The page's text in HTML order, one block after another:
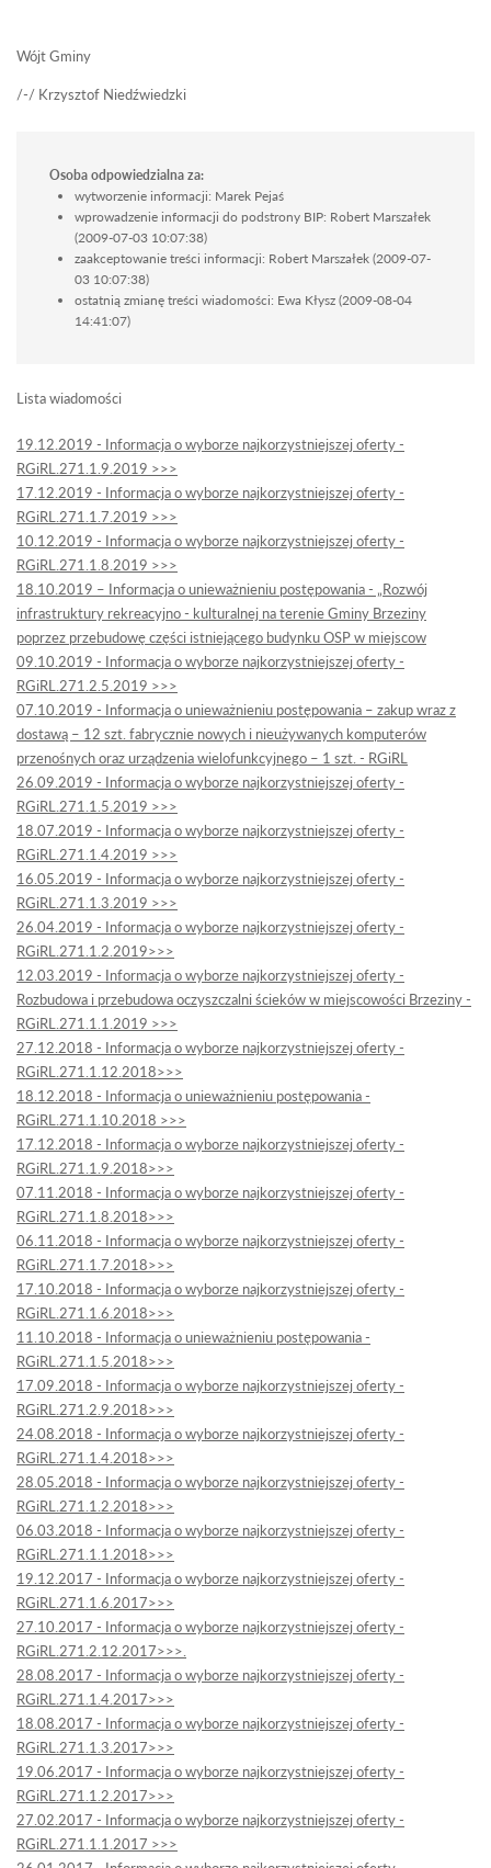
Wójt Gminy
/-/ Krzysztof Niedźwiedzki
Osoba odpowiedzialna za:
wytworzenie informacji: Marek Pejaś
wprowadzenie informacji do podstrony BIP: Robert Marszałek
(2009-07-03 10:07:38)
zaakceptowanie treści informacji: Robert Marszałek (2009-07-
03 10:07:38)
ostatnią zmianę treści wiadomości: Ewa Kłysz (2009-08-04
14:41:07)
Lista wiadomości
19.12.2019 - Informacja o wyborze najkorzystniejszej oferty -
RGiRL.271.1.9.2019 >>>
17.12.2019 - Informacja o wyborze najkorzystniejszej oferty -
RGiRL.271.1.7.2019 >>>
10.12.2019 - Informacja o wyborze najkorzystniejszej oferty -
RGiRL.271.1.8.2019 >>>
18.10.2019 – Informacja o unieważnieniu postępowania - „Rozwój
infrastruktury rekreacyjno - kulturalnej na terenie Gminy Brzeziny
poprzez przebudowę części istniejącego budynku OSP w miejscow
09.10.2019 - Informacja o wyborze najkorzystniejszej oferty -
RGiRL.271.2.5.2019 >>>
07.10.2019 - Informacja o unieważnieniu postępowania – zakup wraz z
dostawą – 12 szt. fabrycznie nowych i nieużywanych komputerów
przenośnych oraz urządzenia wielofunkcyjnego – 1 szt. - RGiRL
26.09.2019 - Informacja o wyborze najkorzystniejszej oferty -
RGiRL.271.1.5.2019 >>>
18.07.2019 - Informacja o wyborze najkorzystniejszej oferty -
RGiRL.271.1.4.2019 >>>
16.05.2019 - Informacja o wyborze najkorzystniejszej oferty -
RGiRL.271.1.3.2019 >>>
26.04.2019 - Informacja o wyborze najkorzystniejszej oferty -
RGiRL.271.1.2.2019>>>
12.03.2019 - Informacja o wyborze najkorzystniejszej oferty -
Rozbudowa i przebudowa oczyszczalni ścieków w miejscowości Brzeziny -
RGiRL.271.1.1.2019 >>>
27.12.2018 - Informacja o wyborze najkorzystniejszej oferty -
RGiRL.271.1.12.2018>>>
18.12.2018 - Informacja o unieważnieniu postępowania -
RGiRL.271.1.10.2018 >>>
17.12.2018 - Informacja o wyborze najkorzystniejszej oferty -
RGiRL.271.1.9.2018>>>
07.11.2018 - Informacja o wyborze najkorzystniejszej oferty -
RGiRL.271.1.8.2018>>>
06.11.2018 - Informacja o wyborze najkorzystniejszej oferty -
RGiRL.271.1.7.2018>>>
17.10.2018 - Informacja o wyborze najkorzystniejszej oferty -
RGiRL.271.1.6.2018>>>
11.10.2018 - Informacja o unieważnieniu postępowania -
RGiRL.271.1.5.2018>>>
17.09.2018 - Informacja o wyborze najkorzystniejszej oferty -
RGiRL.271.2.9.2018>>>
24.08.2018 - Informacja o wyborze najkorzystniejszej oferty -
RGiRL.271.1.4.2018>>>
28.05.2018 - Informacja o wyborze najkorzystniejszej oferty -
RGiRL.271.1.2.2018>>>
06.03.2018 - Informacja o wyborze najkorzystniejszej oferty -
RGiRL.271.1.1.2018>>>
19.12.2017 - Informacja o wyborze najkorzystniejszej oferty -
RGiRL.271.1.6.2017>>>
27.10.2017 - Informacja o wyborze najkorzystniejszej oferty -
RGiRL.271.2.12.2017>>>.
28.08.2017 - Informacja o wyborze najkorzystniejszej oferty -
RGiRL.271.1.4.2017>>>
18.08.2017 - Informacja o wyborze najkorzystniejszej oferty -
RGiRL.271.1.3.2017>>>
19.06.2017 - Informacja o wyborze najkorzystniejszej oferty -
RGiRL.271.1.2.2017>>>
27.02.2017 - Informacja o wyborze najkorzystniejszej oferty -
RGiRL.271.1.1.2017 >>>